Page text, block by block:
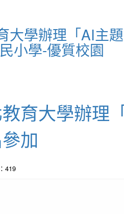
大學辦理「AI主
小學-優質校園
育大學辦理
加
419